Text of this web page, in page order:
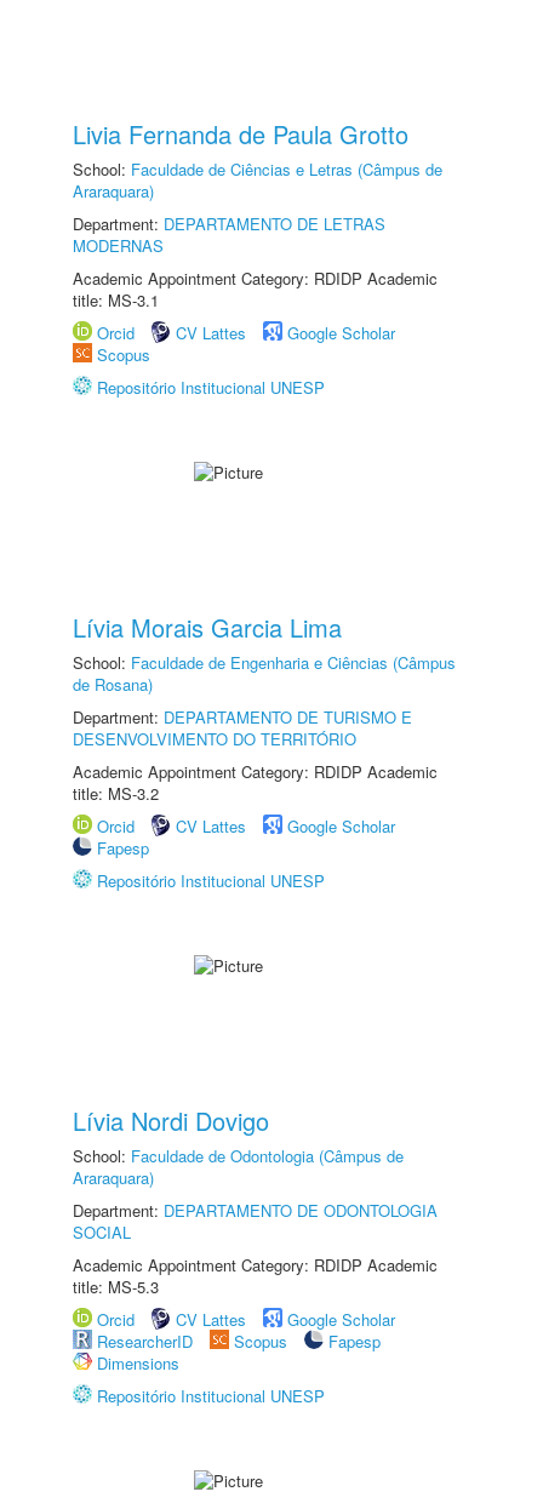
Livia Fernanda de Paula Grotto
School: Faculdade de Ciências e Letras (Câmpus de
Araraquara)
Department: DEPARTAMENTO DE LETRAS
MODERNAS
Academic Appointment Category: RDIDP Academic
title: MS-3.1
Orcid
CV Lattes
Google Scholar
Scopus
Repositório Institucional UNESP
Lívia Morais Garcia Lima
School: Faculdade de Engenharia e Ciências (Câmpus
de Rosana)
Department: DEPARTAMENTO DE TURISMO E
DESENVOLVIMENTO DO TERRITÓRIO
Academic Appointment Category: RDIDP Academic
title: MS-3.2
Orcid
CV Lattes
Google Scholar
Fapesp
Repositório Institucional UNESP
Lívia Nordi Dovigo
School: Faculdade de Odontologia (Câmpus de
Araraquara)
Department: DEPARTAMENTO DE ODONTOLOGIA
SOCIAL
Academic Appointment Category: RDIDP Academic
title: MS-5.3
Orcid
CV Lattes
Google Scholar
ResearcherID
Scopus
Fapesp
Dimensions
Repositório Institucional UNESP